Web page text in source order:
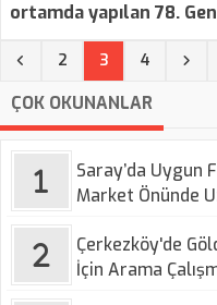
ortamda yapılan 78.
2 3(current)
4
ÇOK OKUNANLAR
Saray’da Uygun
Market Önünde
Çerkezköy'de
İçin Arama